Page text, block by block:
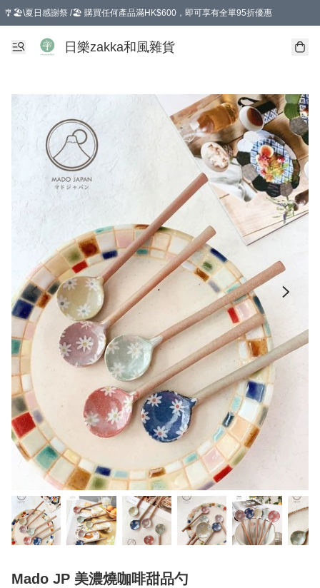
🎐🏖️\夏日感謝祭 /🏖️ 購買任何產品滿HK$600，即可享有全單95折優惠
選擇GoGoX住宅/工商地址配送，單一訂單消費購物滿HK$680(折扣後），可享有
日樂zakka和風雜貨
Mado JP 美濃燒咖啡甜品勺